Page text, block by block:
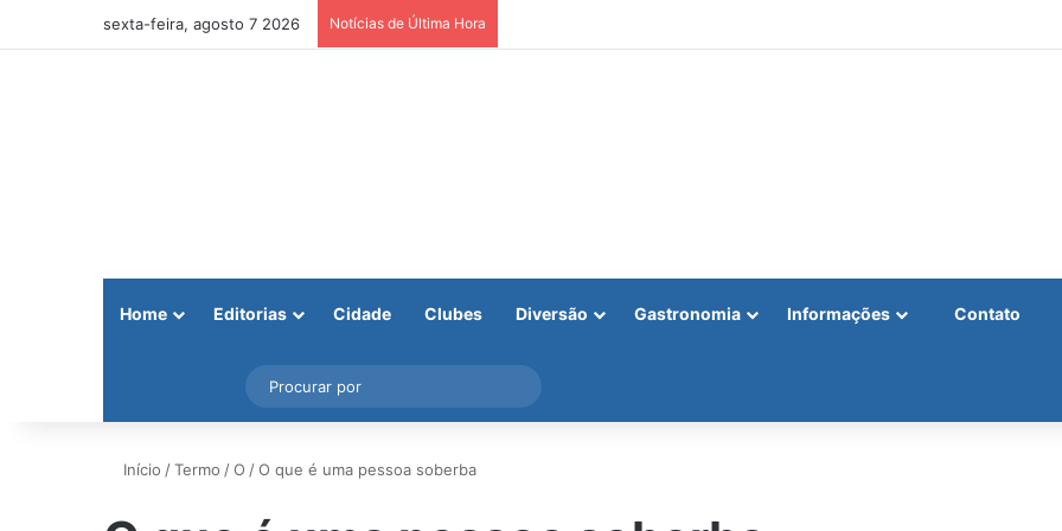
sexta-feira, agosto 7 2026 Notícias de Última Hora
Home Editorias Cidade Clubes Diversão Gastronomia Informações Contato
Instagram
Barra Lateral
por
Início /Termo /O /O que é uma pessoa soberba